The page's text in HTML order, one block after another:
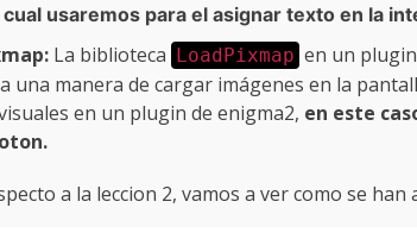
cual usaremos para el asignar texto en la
La biblioteca LoadPixmap en un
una manera de cargar imágenes en la
en un plugin de enigma2, en este
a la leccion 2, vamos a ver como se